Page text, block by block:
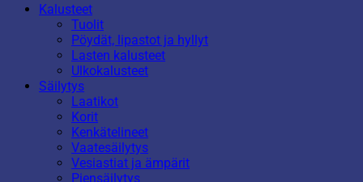
Kalusteet
Tuolit
Pöydät, lipastot ja hyllyt
Lasten kalusteet
Ulkokalusteet
Säilytys
Laatikot
Korit
Kenkätelineet
Vaatesäilytys
Vesiastiat ja ämpärit
Piensäilytys